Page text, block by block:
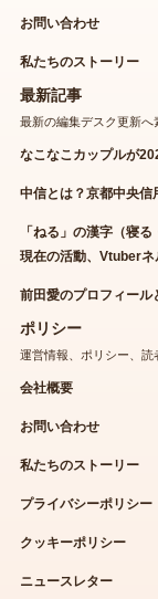
お問い合わせ
私たちのストーリー
最新記事
最新の編集デスク更新へ
なこなこカップルが
中信とは？京都中央信
「ねる」の漢字（寝
現在の活動、Vtuberネ
前田愛のプロフィール
ポリシー
運営情報、ポリシー、読
会社概要
お問い合わせ
私たちのストーリー
プライバシーポリシー
クッキーポリシー
ニュースレター